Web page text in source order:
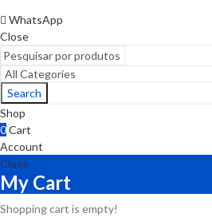
WhatsApp
Close
Search
Shop
0Cart
Account
Close
My Cart
Shopping cart is empty!